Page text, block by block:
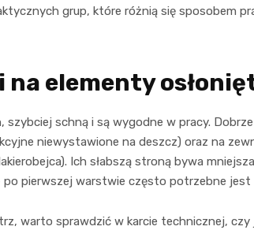
grup, które różnią się sposobem
na elementy
szybciej schną i są wygodne w pracy.
niewystawione na deszcz) oraz na
Ich słabszą stroną bywa
po pierwszej warstwie często potrzebne
warto sprawdzić w karcie technicznej,